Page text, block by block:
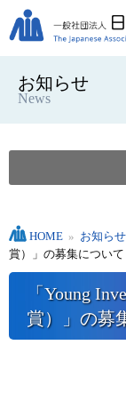
お知らせ
News
HOME » お知ら
賞）」の募集について
「Young
賞）」の募